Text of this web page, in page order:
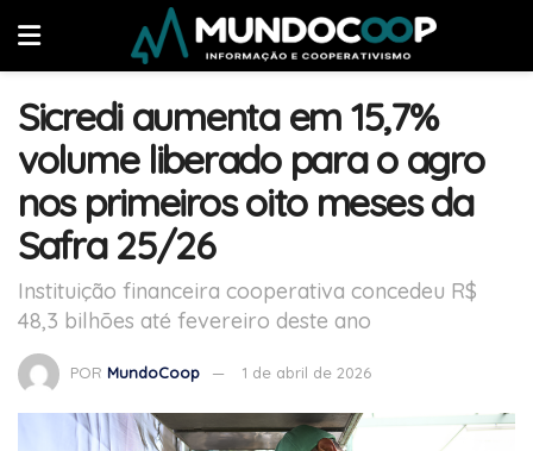
Sicredi aumenta em 15,7%
volume liberado para o agro
nos primeiros oito meses da
Safra 25/26
Instituição financeira cooperativa concedeu R$
48,3 bilhões até fevereiro deste ano
POR MundoCoop 1 de abril de 2026